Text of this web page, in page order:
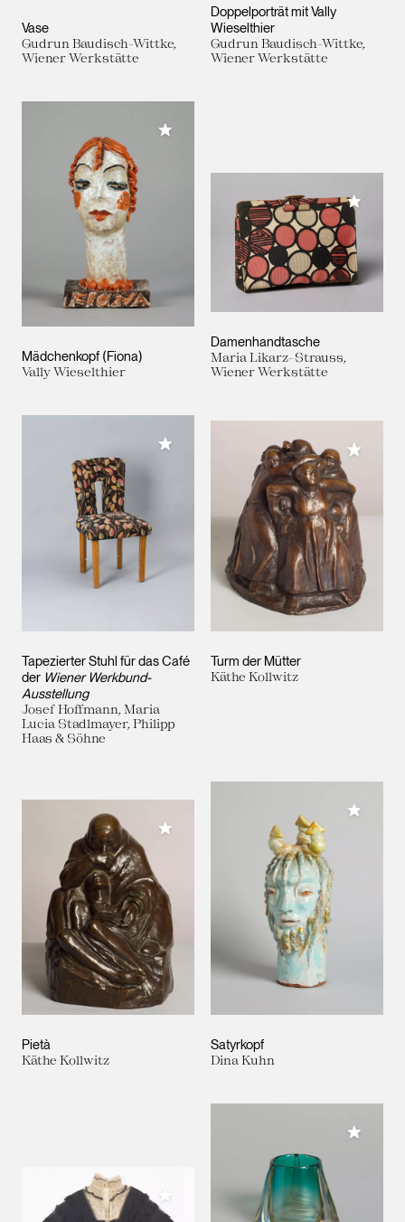
Vase
Gudrun Baudisch-Wittke,
Wiener Werkstätte
Doppelporträt mit Vally
Wieselthier
Gudrun Baudisch-Wittke,
Wiener Werkstätte
Mädchenkopf (Fiona)
Vally Wieselthier
Meiner Sammlung hinzufügen
Damenhandtasche
Maria Likarz-Strauss,
Wiener Werkstätte
Meiner
Tapezierter Stuhl für das Café
der Wiener Werkbund-
Ausstellung
Josef Hoffmann, Maria
Lucia Stadlmayer, Philipp
Haas & Söhne
Meiner Sammlung hinzufügen
Turm der Mütter
Käthe Kollwitz
Meiner
Pietà
Käthe Kollwitz
Meiner Sammlung hinzufügen
Satyrkopf
Dina Kuhn
Meiner
Meiner Sammlung hinzufügen
Meiner